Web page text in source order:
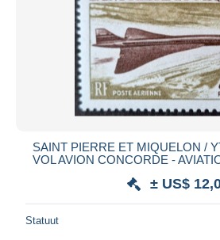
SAINT PIERRE ET MIQUELON /
VOL AVION CONCORDE -
± US$
Statuut